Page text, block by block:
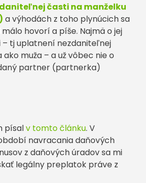
časti na manželku
a výhodách z toho plynúcich sa
hovorí a píše. Najmä o jej
– tj uplatnení nezdaniteľnej
muža – a už vôbec nie o
partner (partnerka)
písalv tomto článku. V
navracania daňových
z daňových úradov sa mi
legálny preplatok práve z